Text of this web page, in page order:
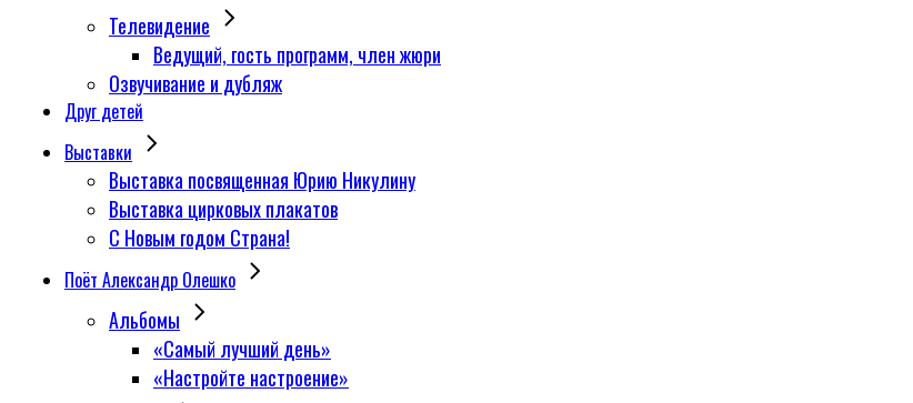
Телевидение
Ведущий, гость программ, член жюри
Озвучивание и дубляж
Друг детей
Выставки
Выставка посвященная Юрию Никулину
Выставка цирковых плакатов
С Новым годом Страна!
Поёт Александр Олешко
Альбомы
«Самый лучший день»
«Настройте настроение»